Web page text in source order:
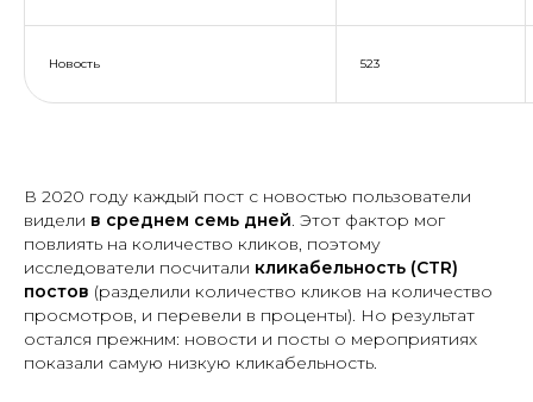
Новость 523
В 2020 году каждый пост с новостью пользователи
видели в среднем семь дней. Этот фактор мог
повлиять на количество кликов, поэтому
исследователи посчитали кликабельность (CTR)
постов (разделили количество кликов на количество
просмотров, и перевели в проценты). Но результат
остался прежним: новости и посты о мероприятиях
показали самую низкую кликабельность.